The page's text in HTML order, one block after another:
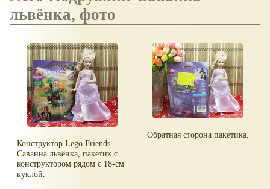
львёнка, фото
Конструктор Lego Friends
Саванна львёнка, пакетик с
конструктором рядом с 18-см
куклой.
Обратная сторона пакетика.